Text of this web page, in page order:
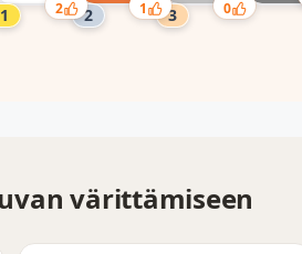
2 1 0
värittämiseen